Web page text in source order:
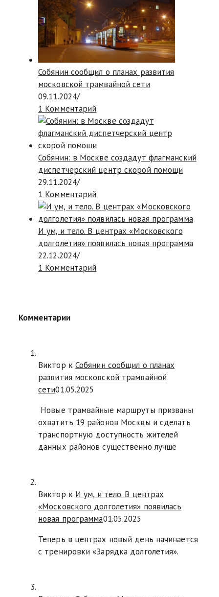
Собянин сообщил о планах развития
московской трамвайной сети
09.11.2024/
1 Комментарий
Собянин: в Москве создадут флагманский
диспетчерский центр скорой помощи
29.11.2024/
1 Комментарий
И ум, и тело. В центрах «Московского
долголетия» появилась новая программа
22.12.2024/
1 Комментарий
Комментарии
Виктор к Собянин сообщил о планах
развития московской трамвайной
сети01.05.2025
Новые трамвайные маршруты призваны
охватить 19 районов Москвы и сделать
транспортную доступность жителей
данных районов существенно лучше
Виктор к И ум, и тело. В центрах
«Московского долголетия» появилась
новая программа01.05.2025
Теперь в центрах новый день начинается
с тренировки «Зарядка долголетия».